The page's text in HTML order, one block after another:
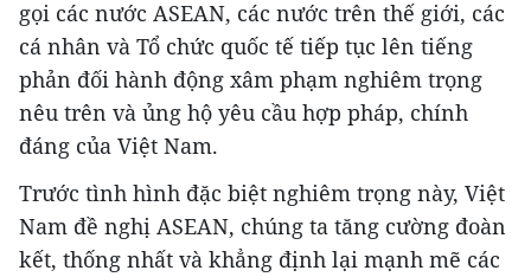
gọi các nước ASEAN, các nước trên thế giới, các
cá nhân và Tổ chức quốc tế tiếp tục lên tiếng
phản đối hành động xâm phạm nghiêm trọng
nêu trên và ủng hộ yêu cầu hợp pháp, chính
đáng của Việt Nam.
Trước tình hình đặc biệt nghiêm trọng này, Việt
Nam đề nghị ASEAN, chúng ta tăng cường đoàn
kết, thống nhất và khẳng định lại mạnh mẽ các